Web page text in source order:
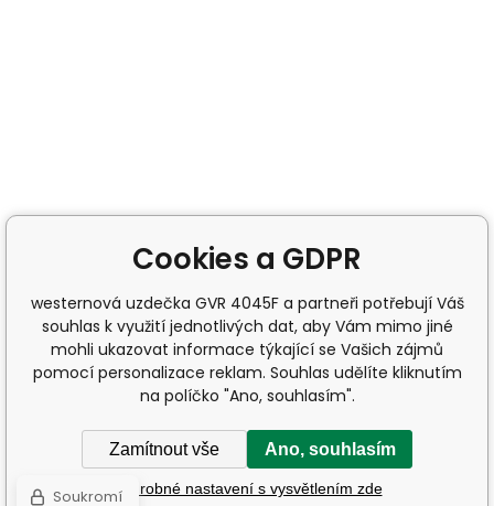
Cookies a GDPR
westernová uzdečka GVR 4045F a partneři potřebují Váš
souhlas k využití jednotlivých dat, aby Vám mimo jiné
mohli ukazovat informace týkající se Vašich zájmů
pomocí personalizace reklam. Souhlas udělíte kliknutím
na políčko "Ano, souhlasím".
Zamítnout vše Ano, souhlasím
Podrobné nastavení s vysvětlením zde
Soukromí